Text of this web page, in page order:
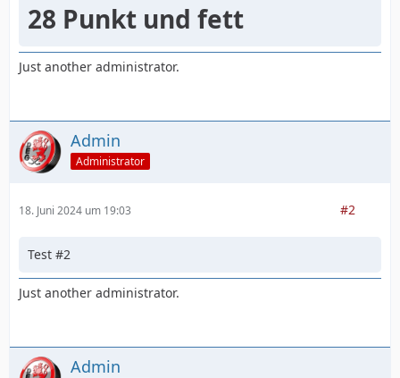
28 Punkt und fett
Just another administrator.
Admin
Administrator
18. Juni 2024 um 19:03 #2
Test #2
Just another administrator.
Admin